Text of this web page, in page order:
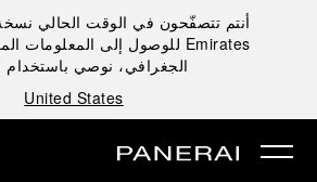
أنتم تتصفّحون في الوقت الحالي
Emirates للوصول إلى المعلومات
الجغرافي، نوصي
United States